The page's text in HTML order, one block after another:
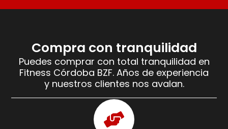
Compra con tranquilidad
Puedes comprar con total tranquilidad en
Fitness Córdoba BZF. Años de experiencia
y nuestros clientes nos avalan.